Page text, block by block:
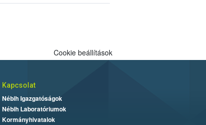
Cookie beállítások
Kapcsolat
Nébih Igazgatóságok
Nébih Laboratóriumok
Kormányhivatalok